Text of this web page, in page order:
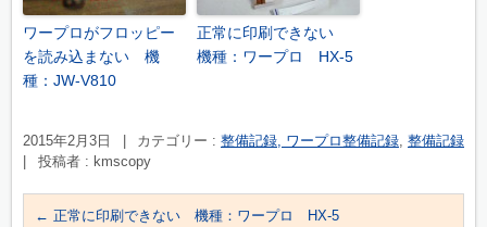
ワープロがフロッピー
を読み込まない 機
種：JW-V810
正常に印刷できない
機種：ワープロ HX-5
2015年2月3日 カテゴリー : 整備記録, ワープロ整備記録, 整備記録
投稿者 : kmscopy
← 正常に印刷できない 機種：ワープロ HX-5